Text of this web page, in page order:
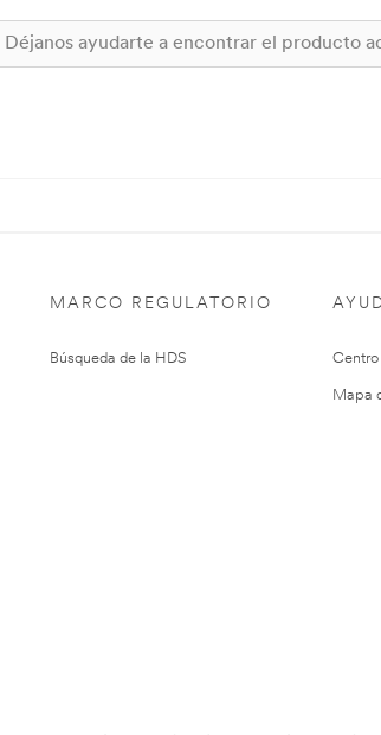
MARCO REGULATORIO
Búsqueda de la HDS Centro
Mapa